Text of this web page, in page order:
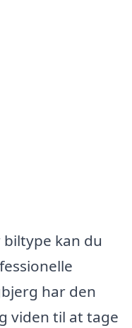
kan du
har den
viden til at tage